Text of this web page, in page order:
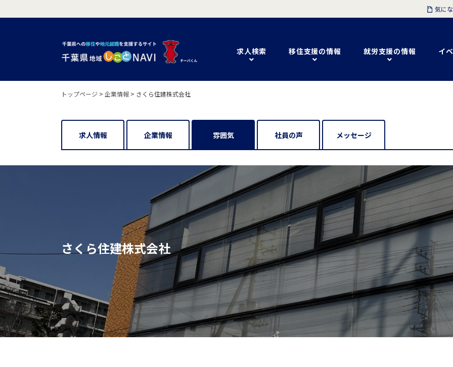
求人検索 移住支援の情報 就労支援の情報 イ
気に
トップページ > 企業情報 > さくら住建株式会社
求人情報 企業情報 雰囲気 社員の声 メッセージ
さくら住建株式会社